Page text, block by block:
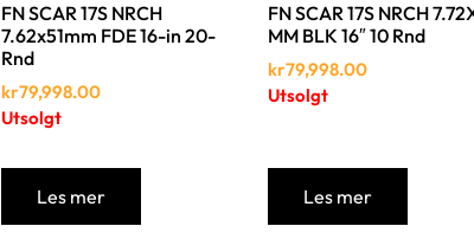
FN SCAR 17S NRCH
7.62x51mm FDE 16-in 20-
Rnd
kr79,998.00
Utsolgt
Les mer
FN SCAR 17S NRCH
MM BLK 16″ 10 Rnd
kr79,998.00
Utsolgt
Les mer